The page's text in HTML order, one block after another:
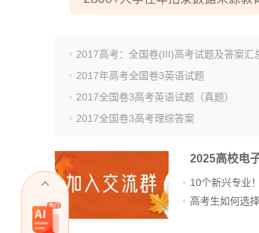
2017高考：全国卷(III)高考试题及答案汇
2017年高考全国卷3英语试题
2017全国卷3高考英语试题（真题）
2017全国卷3高考理综答案
2025高校电
10个新兴专业
高考生如何选